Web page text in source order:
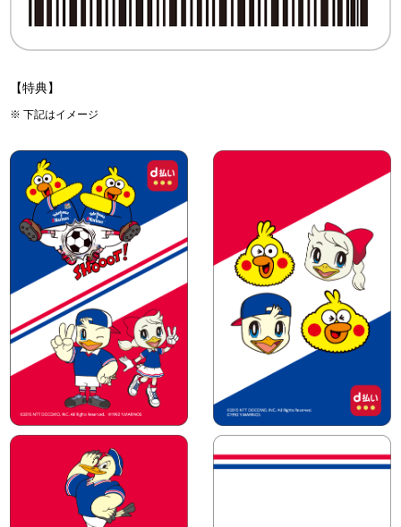
【特典】
下記はイメージ